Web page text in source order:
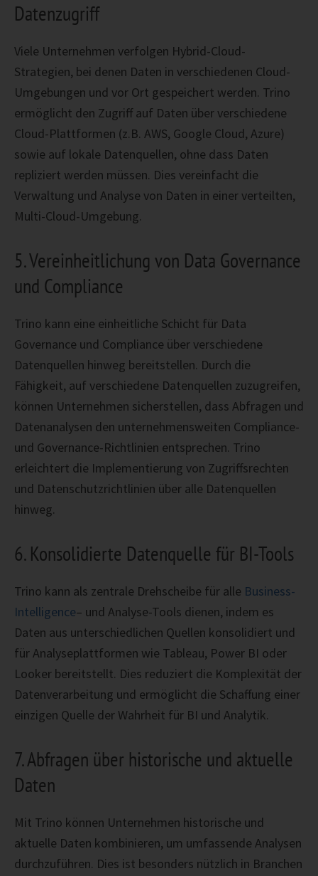
Datenzugriff
Viele Unternehmen verfolgen Hybrid-Cloud-
Strategien, bei denen Daten in verschiedenen Cloud-
Umgebungen und vor Ort gespeichert werden. Trino
ermöglicht den Zugriff auf Daten über verschiedene
Cloud-Plattformen (z.B. AWS, Google Cloud, Azure)
sowie auf lokale Datenquellen, ohne dass Daten
repliziert werden müssen. Dies vereinfacht die
Verwaltung und Analyse von Daten in einer verteilten,
Multi-Cloud-Umgebung.
5. Vereinheitlichung von Data Governance
und Compliance
Trino kann eine einheitliche Schicht für Data
Governance und Compliance über verschiedene
Datenquellen hinweg bereitstellen. Durch die
Fähigkeit, auf verschiedene Datenquellen zuzugreifen,
können Unternehmen sicherstellen, dass Abfragen und
Datenanalysen den unternehmensweiten Compliance-
und Governance-Richtlinien entsprechen. Trino
erleichtert die Implementierung von Zugriffsrechten
und Datenschutzrichtlinien über alle Datenquellen
hinweg.
6. Konsolidierte Datenquelle für BI-Tools
Trino kann als zentrale Drehscheibe für alle Business-
Intelligence– und Analyse-Tools dienen, indem es
Daten aus unterschiedlichen Quellen konsolidiert und
für Analyseplattformen wie Tableau, Power BI oder
Looker bereitstellt. Dies reduziert die Komplexität der
Datenverarbeitung und ermöglicht die Schaffung einer
einzigen Quelle der Wahrheit für BI und Analytik.
7. Abfragen über historische und aktuelle
Daten
Mit Trino können Unternehmen historische und
aktuelle Daten kombinieren, um umfassende Analysen
durchzuführen. Dies ist besonders nützlich in Branchen